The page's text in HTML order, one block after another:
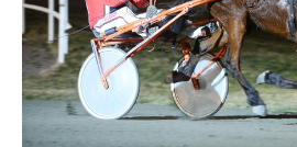
Euro Classic Trot
Andelshästar
Åby Stora Pris 2026